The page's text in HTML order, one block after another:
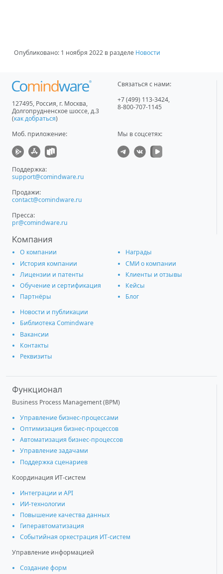
Опубликовано: 1 ноября 2022 в разделе Новости
127495, Россия, г. Москва,
Долгопрудненское шоссе, д.3
(как добраться)
Связаться с нами:
+7 (499) 113-3424,
8-800-707-1145
Моб. приложение: Мы в соцсетях:
Поддержка:
support@comindware.ru
Продажи:
contact@comindware.ru
Пресса:
pr@comindware.ru
Компания
О компании
История компании
Лицензии и патенты
Обучение и сертификация
Партнёры
Награды
СМИ о компании
Клиенты и отзывы
Кейсы
Блог
Новости и публикации
Библиотека Comindware
Вакансии
Контакты
Реквизиты
Функционал
Business Process Management (BPM)
Управление бизнес-процессами
Оптимизация бизнес-процессов
Автоматизация бизнес-процессов
Управление задачами
Поддержка сценариев
Координация ИТ-систем
Интеграции и АРІ
ИИ-технологии
Повышение качества данных
Гиперавтоматизация
Событийная оркестрация ИТ-систем
Управление информацией
Создание форм